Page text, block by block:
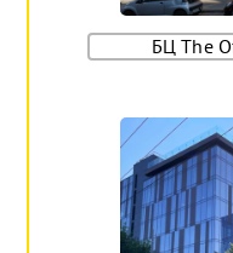
БЦ The